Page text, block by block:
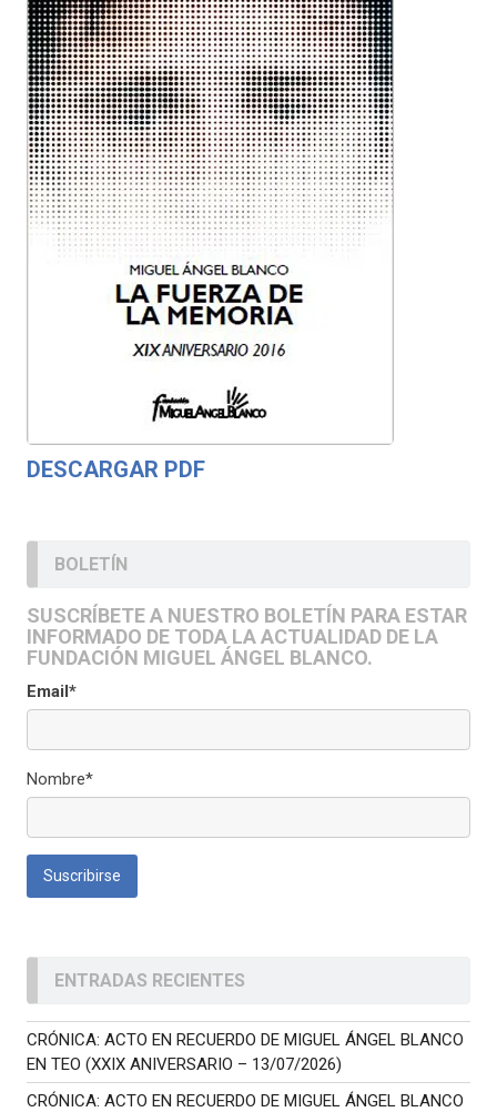
DESCARGAR PDF
BOLETÍN
SUSCRÍBETE A NUESTRO BOLETÍN PARA ESTAR
INFORMADO DE TODA LA ACTUALIDAD DE LA
FUNDACIÓN MIGUEL ÁNGEL BLANCO.
Email*
Nombre*
ENTRADAS RECIENTES
CRÓNICA: ACTO EN RECUERDO DE MIGUEL ÁNGEL BLANCO
EN TEO (XXIX ANIVERSARIO – 13/07/2026)
CRÓNICA: ACTO EN RECUERDO DE MIGUEL ÁNGEL BLANCO